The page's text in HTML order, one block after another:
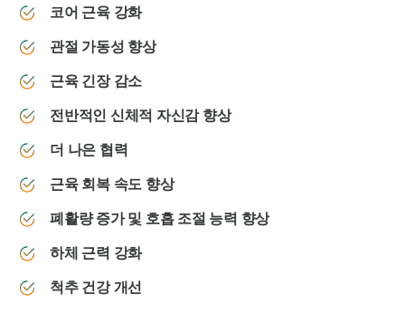
코어 근육 강화
관절 가동성 향상
근육 긴장 감소
전반적인 신체적 자신감 향상
더 나은 협력
근육 회복 속도 향상
폐활량 증가 및 호흡 조절 능력 향상
하체 근력 강화
척추 건강 개선